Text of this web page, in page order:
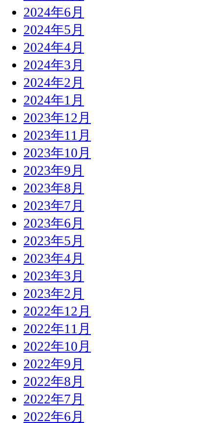
2024年6月
2024年5月
2024年4月
2024年3月
2024年2月
2024年1月
2023年12月
2023年11月
2023年10月
2023年9月
2023年8月
2023年7月
2023年6月
2023年5月
2023年4月
2023年3月
2023年2月
2022年12月
2022年11月
2022年10月
2022年9月
2022年8月
2022年7月
2022年6月